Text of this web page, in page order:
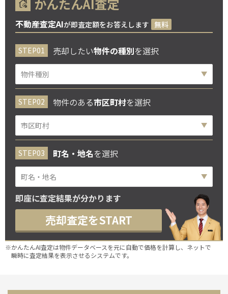
かんたんAI査定
不動産査定AIが即査定額をお答えします 無料
売却したい物件の種別を選択
物件のある市区町村を選択
町名・地名を選択
即座に査定結果が分かります
売却査定をSTART
※かんたんAI査定は物件データベースを元に自動で価格を計算し、ネットで
瞬時に査定結果を表示させるシステムです。